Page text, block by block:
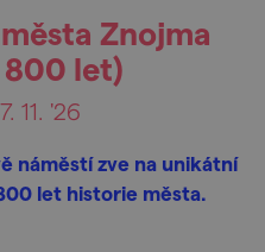
Znojma
let)
11. '26
náměstí zve na unikátní
let historie města.